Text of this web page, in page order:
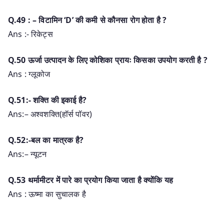
Q.49 : – विटामिन ‘D’ की कमी से कौनसा रोग होता है ?
Ans :- रिकेट्स
Q.50 ऊर्जा उत्पादन के लिए कोशिका प्रायः किसका उपयोग करती है ?
Ans : ग्लूकोज
Q.51:- शक्ति की इकाई है?
Ans:– अश्वशक्ति(हॉर्स पॉवर)
Q.52:-बल का मात्रक है?
Ans:– न्यूटन
Q.53 थर्मामीटर में पारे का प्रयोग किया जाता है क्योंकि यह
Ans : ऊष्मा का सुचालक है